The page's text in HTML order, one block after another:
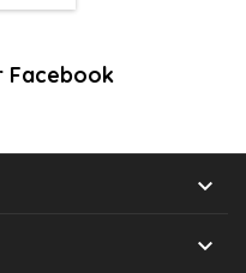
Facebook

